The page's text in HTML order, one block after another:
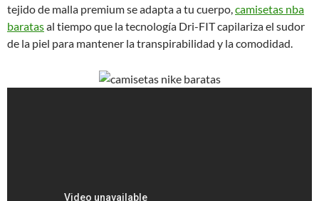
tejido de malla premium se adapta a tu cuerpo,camisetas nba
baratasal tiempo que la tecnología Dri-FIT capilariza el sudor
de la piel para mantener la transpirabilidad y la comodidad.